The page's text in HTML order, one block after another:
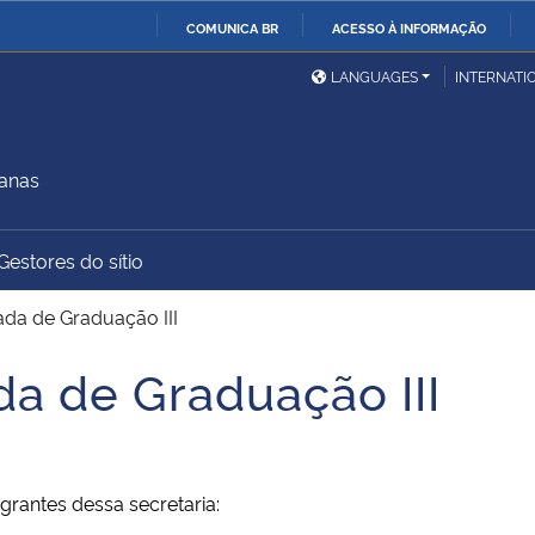
COMUNICA BR ACESSO À INFORMAÇÃO
Ministério da Defesa
Ministério das Relações
Exteriores
Ministério do
Desenvolvimento Regional
Advocacia-Geral da União Banco Central do Brasil
LANGUAGES
do sítio
de Graduação III
de Graduação III
dessa secretaria: